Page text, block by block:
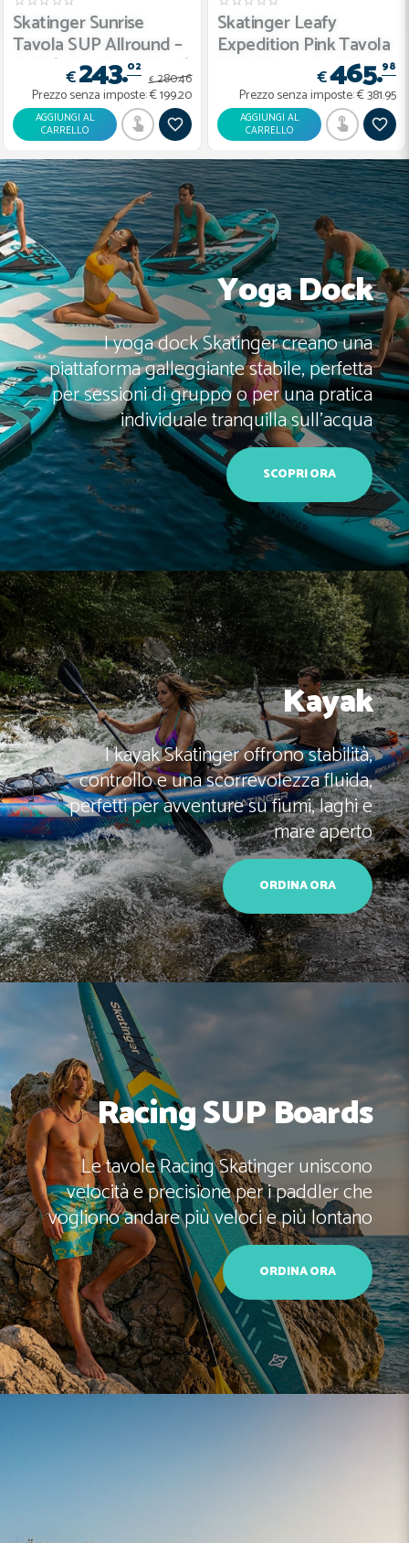
Skatinger Leafy
Expedition Pink Tavola
SUP Allround – Stile,
Stabilità, Resistenza
€465.
Prezzo senza imposte:€ 381.95
AGGIUNGI AL
CARRELLO
Skatinger Sky Blue
Tavola SUP Allround –
Equilibrio, Precisione e
Comfort €465.98
Prezzo senza imposte:€ 381.95
AGGIUNGI AL
CARRELLO
Yoga Dock
I yoga dock Skatinger creano una
piattaforma galleggiante stabile, perfetta
per sessioni di gruppo o per una pratica
individuale tranquilla sull’acqua
SCOPRI ORA
Yoga Mats
Skatinger inflatable yoga mats deliver
stability and comfort, turning any water
surface into a serene practice space
ORDER NOW
Vasca per Bagno di
Ghiaccio
Le vasche gonfiabili per bagno di
ghiaccio Skatinger offrono un recupero
rinfrescante e portatile ovunque ti trovi
ORDINA ORA